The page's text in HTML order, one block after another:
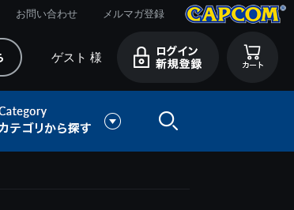
お問い合わせ メルマガ登録
ゲスト 様